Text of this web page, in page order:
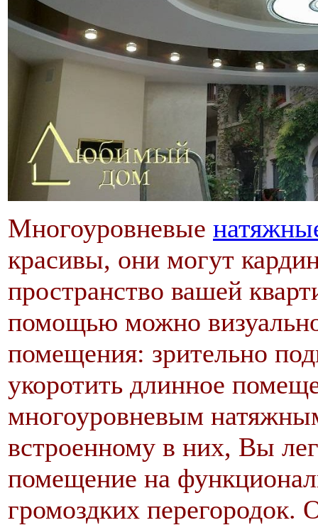
Многоуровневые
красивы, они могут
пространство вашей
помощью можно
помещения: зрительно
укоротить длинное
многоуровневым
встроенному в них, Вы
помещение на
громоздких